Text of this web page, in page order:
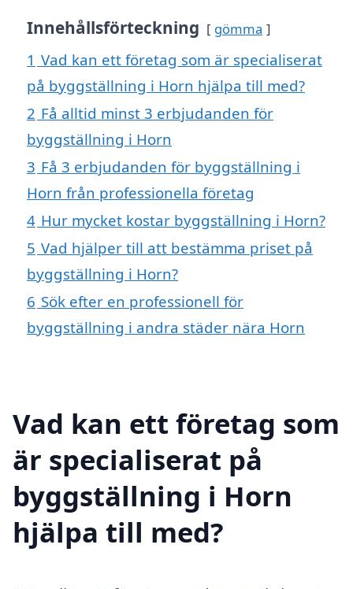
Innehållsförteckning gömma
1 Vad kan ett företag som är specialiserat
på byggställning i Horn hjälpa till med?
2 Få alltid minst 3 erbjudanden för
byggställning i Horn
3 Få 3 erbjudanden för byggställning i
Horn från professionella företag
4 Hur mycket kostar byggställning i Horn?
5 Vad hjälper till att bestämma priset på
byggställning i Horn?
6 Sök efter en professionell för
byggställning i andra städer nära Horn
Vad kan ett företag som
är specialiserat på
byggställning i Horn
hjälpa till med?